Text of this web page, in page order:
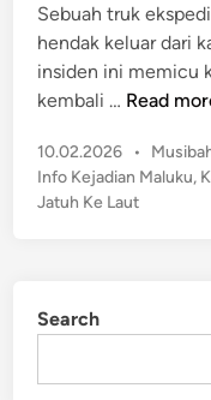
d
i
n
Sebuah truk
hendak keluar dari
insiden ini memicu
kembali … H
b
o
h
i
o
Read
10.02.2026 •
P
o
Info Kejadian Maluku,
Jatuh Ke Laut
Search